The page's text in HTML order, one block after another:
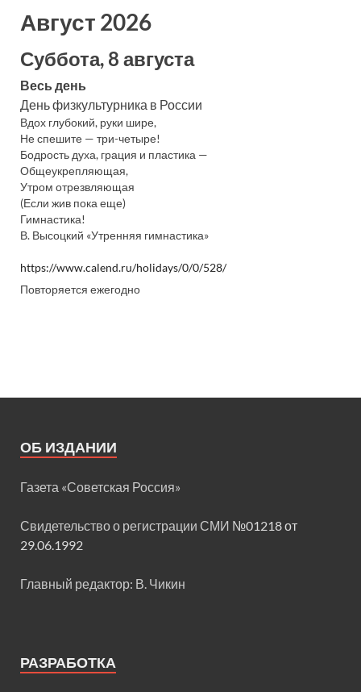
Август 2026
Суббота, 8 августа
Весь день
День физкультурника в России
Вдох глубокий, руки шире,
Не спешите — три-четыре!
Бодрость духа, грация и пластика —
Общеукрепляющая,
Утром отрезвляющая
(Если жив пока еще)
Гимнастика!
В. Высоцкий «Утренняя гимнастика»
https://www.calend.ru/holidays/0/0/528/
Повторяется ежегодно
ОБ ИЗДАНИИ
Газета «Советская Россия»
Свидетельство о регистрации СМИ №01218 от
29.06.1992
Главный редактор: В. Чикин
РАЗРАБОТКА